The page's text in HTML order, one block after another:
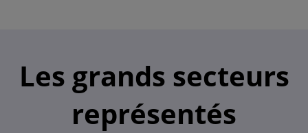
Les grands secteurs
représentés